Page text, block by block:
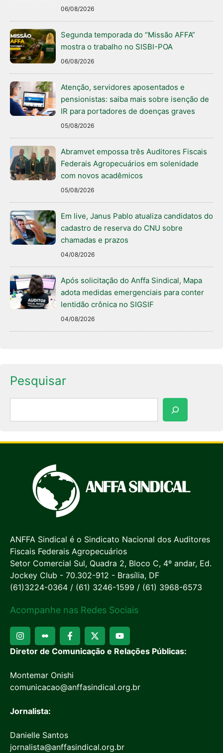
06/08/2026
Segunda temporada do “Missão AFFA”
mostra o trabalho no SISBI-POA
06/08/2026
Atenção, servidores aposentados e
pensionistas: saiba mais sobre isenção de
IR para portadores de doenças graves
05/08/2026
Abramvet empossa três Auditores Fiscais
Federais Agropecuários em solenidade
com novos acadêmicos
05/08/2026
Em live, Janus Pablo atualiza candidatos do
cadastro de reserva do CNU sobre
chamadas e prazos
04/08/2026
Após solicitação do Anffa Sindical, Mapa
adota medidas emergenciais para conter
lentidão crônica no SIGSIF
04/08/2026
Pesquisar
ANFFA Sindical é o Sindicato Nacional dos Auditores
Fiscais Federais Agropecuários
Setor Comercial Sul, Quadra 2, Bloco C, 4º andar, Ed.
Jockey Club - 70.302-912 - Brasília, DF
(61)3224-0364 / (61) 3246-1599 / (61) 3968-6573
Acompanhe nas Redes Sociais
Diretor de Comunicação e Relações Públicas:
Montemar Onishi
comunicacao@anffasindical.org.br
Jornalista:
Danielle Santos
jornalista@anffasindical.org.br